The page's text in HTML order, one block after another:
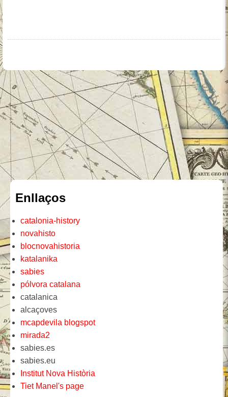
Enllaços
catalonia-history
novahisto
blocnovahistoria
katalanika
sabies
pólvora catalana
catalanica
alcaçoves
mcapdevila blogspot
mirada2
sabies.es
sabies.eu
Institut Nova Història
Tiet Manel's page